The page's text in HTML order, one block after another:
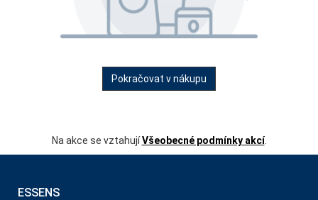
Pokračovat v nákupu
Na akce se vztahujíVšeobecné podmínky akcí.
ESSENS